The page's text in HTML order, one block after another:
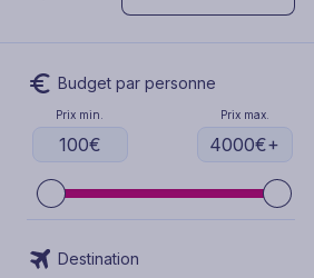
Budget par personne
Prix min. Prix max.
Destination